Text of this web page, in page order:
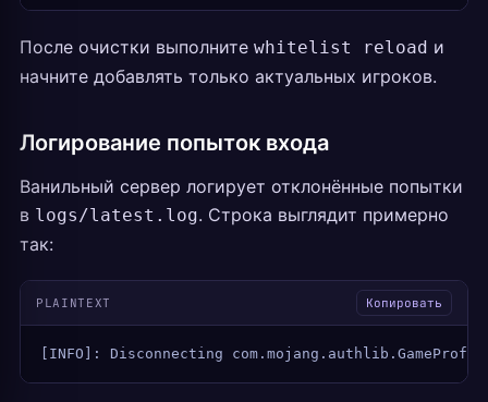
После очистки выполните whitelist reload и
начните добавлять только актуальных игроков.
Логирование попыток входа
Ванильный сервер логирует отклонённые попытки
в logs/latest.log. Строка выглядит примерно
так:
PLAINTEXT Копировать
[INFO]: Disconnecting